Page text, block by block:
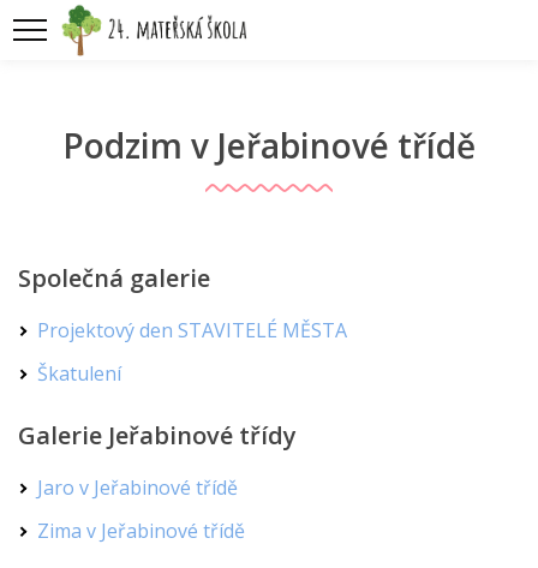
Podzim v Jeřabinové třídě
Společná galerie
Projektový den STAVITELÉ MĚSTA
Škatulení
Galerie Jeřabinové třídy
Jaro v Jeřabinové třídě
Zima v Jeřabinové třídě